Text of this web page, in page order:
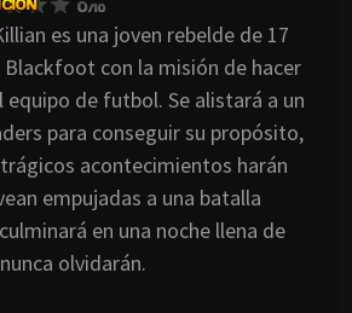
es una joven rebelde de 17
con la misión de hacer
equipo de futbol. Se alistará a un
para conseguir su propósito,
acontecimientos harán
empujadas a una batalla
en una noche llena de
olvidarán.